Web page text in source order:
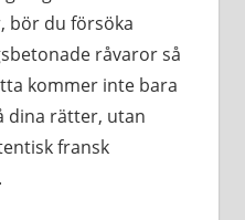
bör du försöka
råvaror så
kommer inte bara
dina rätter, utan
fransk